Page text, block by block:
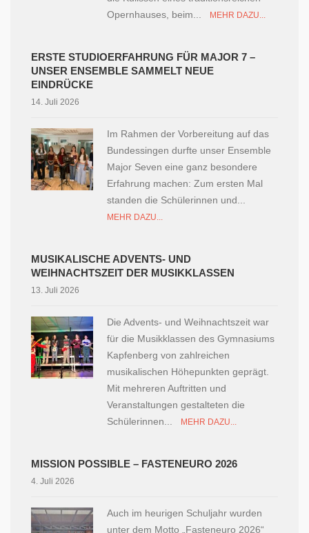
Opernhauses, beim...
MEHR DAZU...
ERSTE STUDIOERFAHRUNG FÜR MAJOR 7 –
UNSER ENSEMBLE SAMMELT NEUE
EINDRÜCKE
14. Juli 2026
Im Rahmen der Vorbereitung auf das
Bundessingen durfte unser Ensemble
Major Seven eine ganz besondere
Erfahrung machen: Zum ersten Mal
standen die Schülerinnen und...
MEHR DAZU...
MUSIKALISCHE ADVENTS- UND
WEIHNACHTSZEIT DER MUSIKKLASSEN
13. Juli 2026
Die Advents- und Weihnachtszeit war
für die Musikklassen des Gymnasiums
Kapfenberg von zahlreichen
musikalischen Höhepunkten geprägt.
Mit mehreren Auftritten und
Veranstaltungen gestalteten die
Schülerinnen...
MEHR DAZU...
MISSION POSSIBLE – FASTENEURO 2026
4. Juli 2026
Auch im heurigen Schuljahr wurden
unter dem Motto „Fasteneuro 2026“